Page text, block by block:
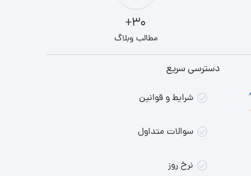
30+
مطالب وبلاگ
دسترسی سریع
شرایط و قوانین
سوالات متداول
نرخ روز